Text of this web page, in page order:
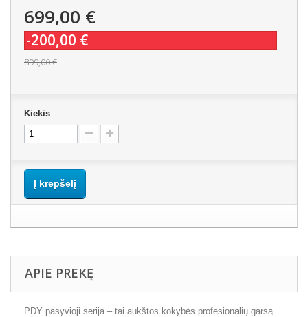
699,00 €
-200,00 €
899,00 €
Kiekis
Į krepšelį
APIE PREKĘ
PDY pasyvioji serija – tai aukštos kokybės profesionalių garsą